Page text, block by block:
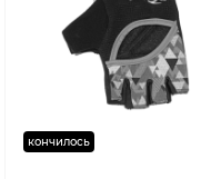
кончилось